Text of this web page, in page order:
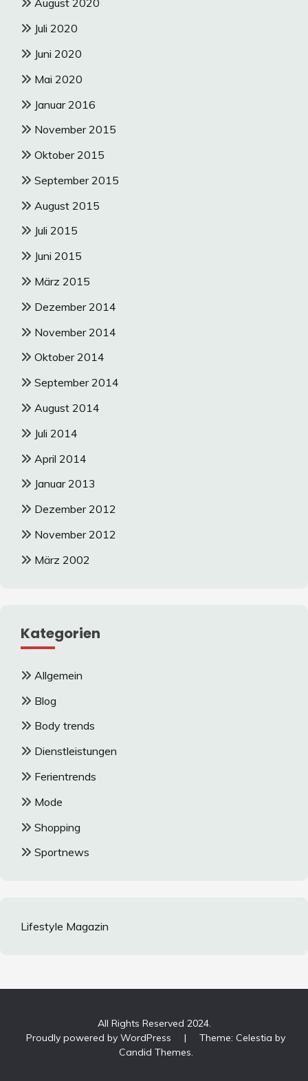
August 2020
Juli 2020
Juni 2020
Mai 2020
Januar 2016
November 2015
Oktober 2015
September 2015
August 2015
Juli 2015
Juni 2015
März 2015
Dezember 2014
November 2014
Oktober 2014
September 2014
August 2014
Juli 2014
April 2014
Januar 2013
Dezember 2012
November 2012
März 2002
Kategorien
Allgemein
Blog
Body trends
Dienstleistungen
Ferientrends
Mode
Shopping
Sportnews
Lifestyle Magazin
All Rights Reserved 2024.
Proudly powered by WordPress
|
Theme: Celestia by
Candid Themes.